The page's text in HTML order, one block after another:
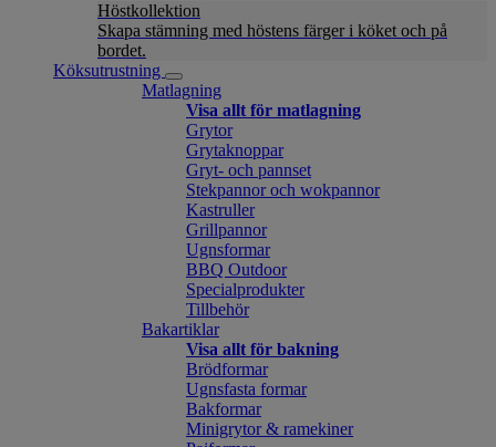
Höstkollektion
Skapa stämning med höstens färger i köket och på
bordet.
Köksutrustning
Matlagning
Visa allt för matlagning
Grytor
Grytaknoppar
Gryt- och pannset
Stekpannor och wokpannor
Kastruller
Grillpannor
Ugnsformar
BBQ Outdoor
Specialprodukter
Tillbehör
Bakartiklar
Visa allt för bakning
Brödformar
Ugnsfasta formar
Bakformar
Minigrytor & ramekiner